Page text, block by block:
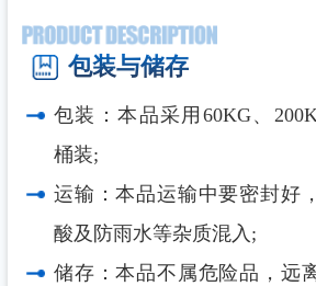
包装与储存
包装：本品采用60KG、
桶装;
运输：本品运输中要密封好
酸及防雨水等杂质混入;
储存：本品不属危险品，远